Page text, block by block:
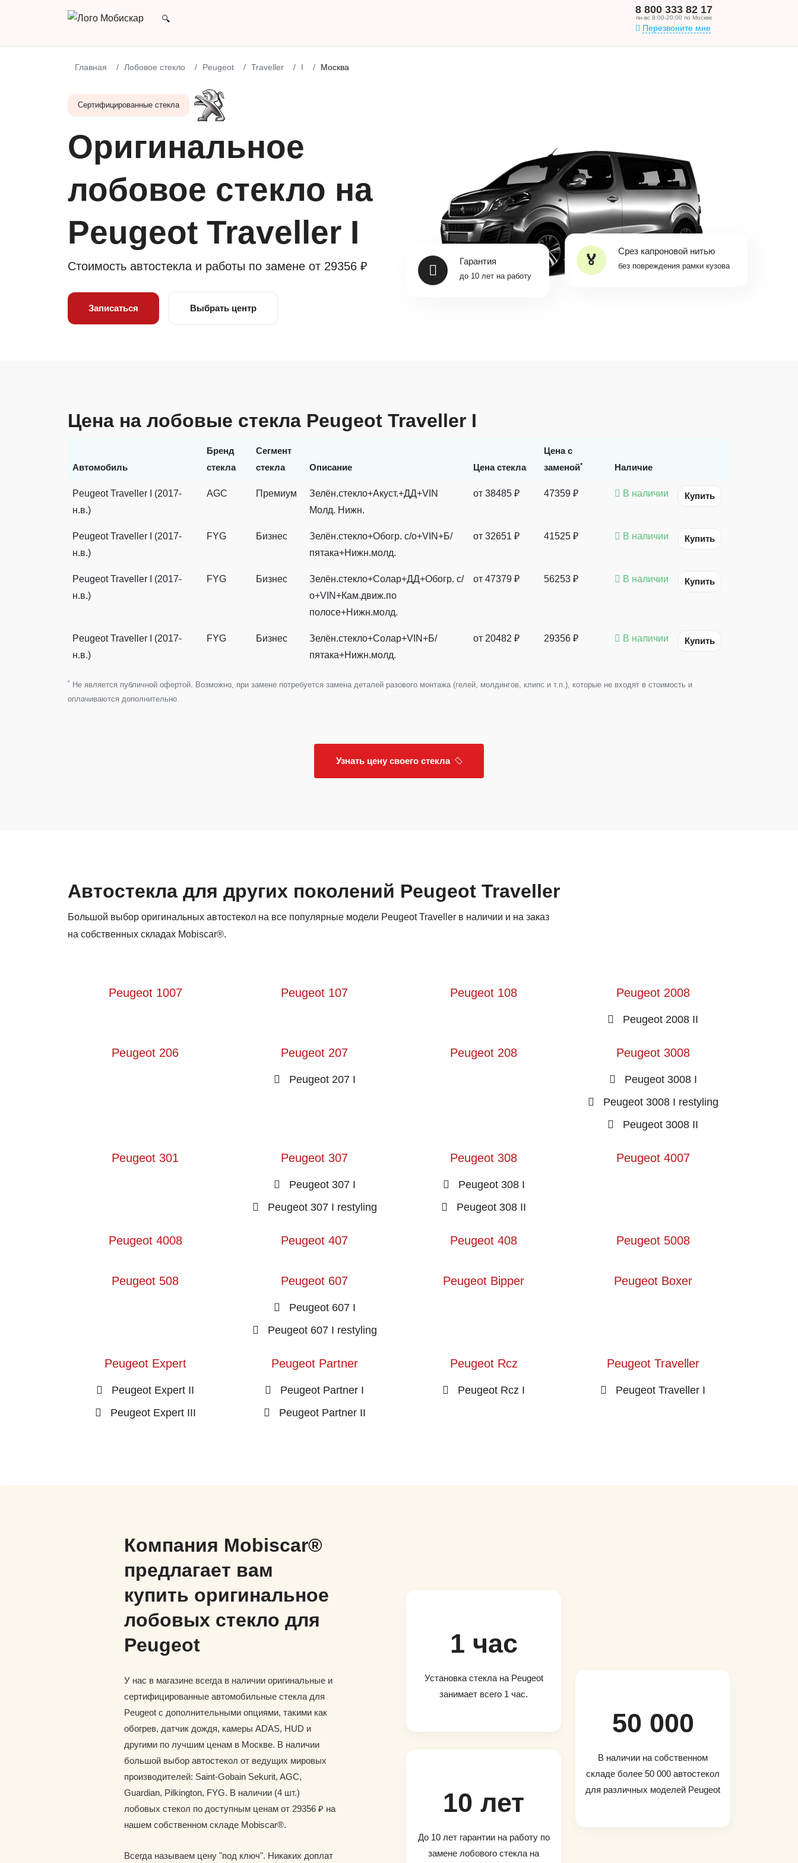
8 800 333 82 17
пн-вс 8:00-20:00 по Москве
Перезвоните мне
Главная Лобовое стекло Peugeot Traveller I Москва
Сертифицированные стекла
Оригинальное
лобовое стекло на
Peugeot Traveller I
Стоимость автостекла и работы по замене от 29356 ₽
Записаться Выбрать центр
Срез капроновой нитью
без повреждения рамки кузова
до 10 лет на работу
Цена на лобовые стекла Peugeot Traveller I
Автомобиль
Бренд
стекла
Сегмент
стекла
Описание Цена стекла
Цена с
заменой* Наличие
Peugeot Traveller I (2017-
н.в.)
AGC Премиум
Зелён.стекло+Акуст.+ДД+VIN
Молд. Нижн.
от 38485 ₽ 47359 ₽ В наличии Купить
Peugeot Traveller I (2017-
н.в.)
FYG Бизнес
Зелён.стекло+Обогр. с/о+VIN+Б/
пятака+Нижн.молд.
от 32651 ₽ 41525 ₽ В наличии Купить
Peugeot Traveller I (2017-
н.в.)
FYG Бизнес
Зелён.стекло+Солар+ДД+Обогр. с/
о+VIN+Кам.движ.по
полосе+Нижн.молд.
от 47379 ₽ 56253 ₽ В наличии Купить
Peugeot Traveller I (2017-
н.в.)
FYG Бизнес
Зелён.стекло+Солар+VIN+Б/
пятака+Нижн.молд.
от 20482 ₽ 29356 ₽ В наличии Купить
* Не является публичной офертой. Возможно, при замене потребуется замена деталей разового монтажа (гелей, молдингов, клипс и т.п.), которые не входят в стоимость и
оплачиваются дополнительно.
Узнать цену своего стекла
Автостекла для других поколений Peugeot Traveller
Большой выбор оригинальных автостекол на все популярные модели Peugeot Traveller в наличии и на заказ
на собственных складах Mobiscar®.
Peugeot 1007 Peugeot 107 Peugeot 108 Peugeot 2008
Peugeot 2008 II
Peugeot 206 Peugeot 207
Peugeot 207 I
Peugeot 208 Peugeot 3008
Peugeot 3008 I
Peugeot 3008 I restyling
Peugeot 3008 II
Peugeot 301 Peugeot 307
Peugeot 307 I
Peugeot 307 I restyling
Peugeot 308
Peugeot 308 I
Peugeot 308 II
Peugeot 4007
Peugeot 4008 Peugeot 407 Peugeot 408 Peugeot 5008
Peugeot 508 Peugeot 607
Peugeot 607 I
Peugeot 607 I restyling
Peugeot Bipper Peugeot Boxer
Peugeot Expert
Peugeot Expert II
Peugeot Expert III
Peugeot Partner
Peugeot Partner I
Peugeot Partner II
Peugeot Rcz
Peugeot Rcz I
Peugeot Traveller
Peugeot Traveller I
Компания Mobiscar®
предлагает вам
купить оригинальное
лобовых стекло для
Peugeot
У нас в магазине всегда в наличии оригинальные и
сертифицированные автомобильные стекла для
Peugeot с дополнительными опциями, такими как
обогрев, датчик дождя, камеры ADAS, HUD и
другими по лучшим ценам в Москве. В наличии
большой выбор автостекол от ведущих мировых
производителей: Saint-Gobain Sekurit, AGC,
Guardian, Pilkington, FYG. В наличии (4 шт.)
лобовых стекол по доступным ценам от 29356 ₽ на
нашем собственном складе Mobiscar®.
Всегда называем цену "под ключ". Никаких доплат
1 час
Установка стекла на Peugeot
занимает всего 1 час.
10 лет
До 10 лет гарантии на работу по
замене лобового стекла на
50 000
В наличии на собственном
складе более 50 000 автостекол
для различных моделей Peugeot